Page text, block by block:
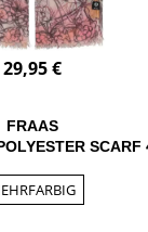
29,95 €
FRAAS
SCARF